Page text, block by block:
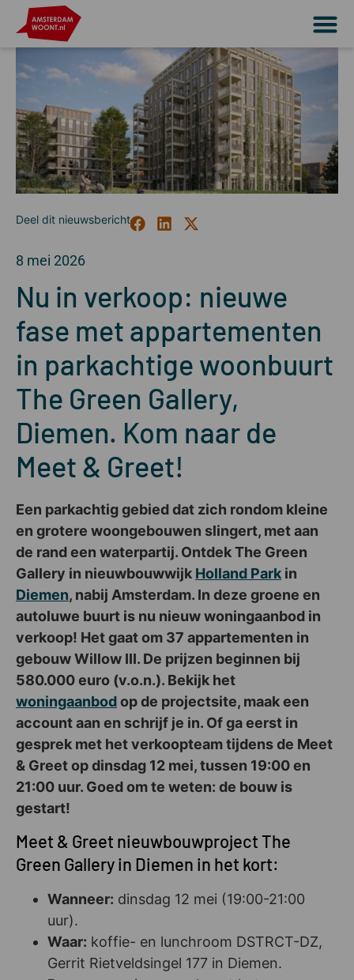
8 mei 2026
Nu in verkoop: nieuwe
fase met appartementen
in parkachtige woonbuurt
The Green Gallery,
Diemen. Kom naar de
Meet & Greet!
Een parkachtig gebied dat zich rondom kleine
en grotere woongebouwen slingert, met aan
de rand een waterpartij. Ontdek The Green
Gallery in nieuwbouwwijk Holland Park in
Diemen, nabij Amsterdam. In deze groene en
autoluwe buurt is nu nieuw woningaanbod in
verkoop! Het gaat om 37 appartementen in
gebouw Willow III. De prijzen beginnen bij
580.000 euro (v.o.n.). Bekijk het
woningaanbodop de projectsite, maak een
account aan en schrijf je in. Of ga eerst in
gesprek met het verkoopteam tijdens de Meet
& Greet op dinsdag 12 mei, tussen 19:00 en
21:00 uur. Goed om te weten: de bouw is
gestart!
Meet & Greet nieuwbouwproject The
Green Gallery in Diemen in het kort:
Wanneer: dinsdag 12 mei (19:00-21:00
uur).
Waar: koffie- en lunchroom DSTRCT-DZ,
Gerrit Rietveldsingel 177 in Diemen.